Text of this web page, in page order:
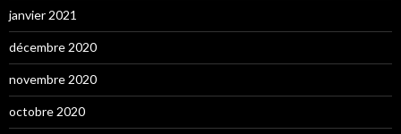
janvier 2021
décembre 2020
novembre 2020
octobre 2020